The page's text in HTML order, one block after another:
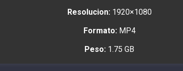
Resolucion: 1920×1080
Formato: MP4
Peso: 1.75 GB